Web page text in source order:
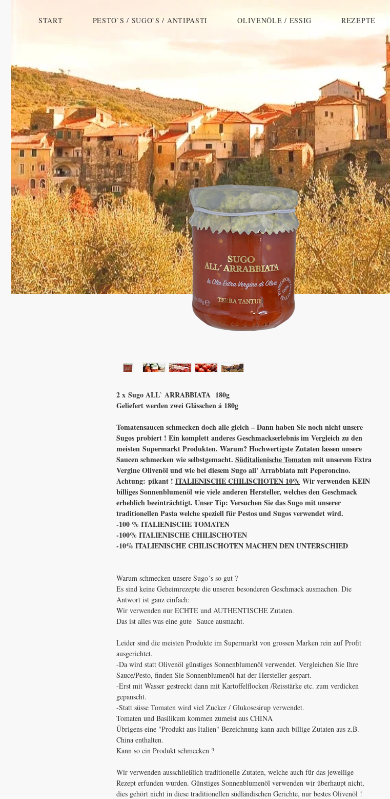
START PESTO`S / SUGO`S / ANTIPASTI OLIVENÖLE / ESSIG REZEPTE
2 x Sugo ALL` ARRABBIATA 180g
Geliefert werden zwei Glässchen á 180g
Tomatensaucen schmecken doch alle gleich – Dann haben Sie noch nicht unsere
Sugos probiert ! Ein komplett anderes Geschmackserlebnis im Vergleich zu den
meisten Supermarkt Produkten. Warum? Hochwertigste Zutaten lassen unsere
Saucen schmecken wie selbstgemacht. Süditalienische Tomatenmit unserem Extra
Vergine Olivenöl und wie bei diesem Sugo all' Arrabbiata mit Peperoncino.
Achtung: pikant ! ITALIENISCHE CHILISCHOTEN 10% Wir verwenden KEIN
billiges Sonnenblumenöl wie viele anderen Hersteller, welches den Geschmack
erheblich beeinträchtigt. Unser Tip: Versuchen Sie das Sugo mit unserer
traditionellen Pasta welche speziell für Pestos und Sugos verwendet wird.
-100 % ITALIENISCHE TOMATEN
-100% ITALIENISCHE CHILISCHOTEN
-10% ITALIENISCHE CHILISCHOTEN MACHEN DEN UNTERSCHIED
Warum schmecken unsere Sugo´s so gut ?
Es sind keine Geheimrezepte die unseren besonderen Geschmack ausmachen. Die
Antwort ist ganz einfach:
Wir verwenden nur ECHTE und AUTHENTISCHE Zutaten.
Das ist alles was eine gute Sauce ausmacht.
Leider sind die meisten Produkte im Supermarkt von grossen Marken rein auf Profit
ausgerichtet.
-Da wird statt Olivenöl günstiges Sonnenblumenöl verwendet. Vergleichen Sie Ihre
Sauce/Pesto, finden Sie Sonnenblumenöl hat der Hersteller gespart.
-Erst mit Wasser gestreckt dann mit Kartoffelflocken /Reisstärke etc. zum verdicken
gepanscht.
-Statt süsse Tomaten wird viel Zucker / Glukosesirup verwendet.
Tomaten und Basilikum kommen zumeist aus CHINA
Übrigens eine "Produkt aus Italien" Bezeichnung kann auch billige Zutaten aus z.B.
China enthalten.
Kann so ein Produkt schmecken ?
Wir verwenden ausschließlich traditionelle Zutaten, welche auch für das jeweilige
Rezept erfunden wurden. Günstiges Sonnenblumenöl verwenden wir überhaupt nicht,
dies gehört nicht in diese traditionellen südländischen Gerichte, nur bestes Olivenöl !